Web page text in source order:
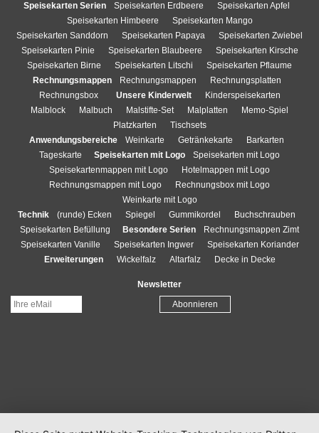
Speisekarten Serien Speisekarten Erdbeere
Speisekarten Apfel
Speisekarten Himbeere
Speisekarten Mango
Speisekarten Sanddorn
Speisekarten Papaya
Speisekarten Zwiebel
Speisekarten Pinie
Speisekarten Blaubeere
Speisekarten Kirsche
Speisekarten Birne
Speisekarten Litschi
Speisekarten Pflaume
Rechnungsmappen
Rechnungsmappen
Rechnungsplatten
Rechnungsbox
Unsere Kinderwelt
Kinderspeisekarten
Malblock
Malbuch Malstifte-Set Malplatten
Memo-Spiel
Platzkarten
Tischsets
Anwendungsbereiche
Weinkarte Getränkekarte
Barkarten
Tageskarte
Speisekarten mit Logo
Speisekarten mit Logo
Speisekartenmappen mit Logo
Hotelmappen mit Logo
Rechnungsmappen mit Logo
Rechnungsbox mit Logo
Weinkarte mit Logo
Technik
(runde) Ecken Spiegel Gummikordel
Buchschrauben
Speisekarten Befüllung
Besondere Serien
Rechnungsmappen Zimt
Speisekarten Vanille
Speisekarten Ingwer
Speisekarten Koriander
Erweiterungen
Wickelfalz Altarfalz Decke in Decke
Newsletter